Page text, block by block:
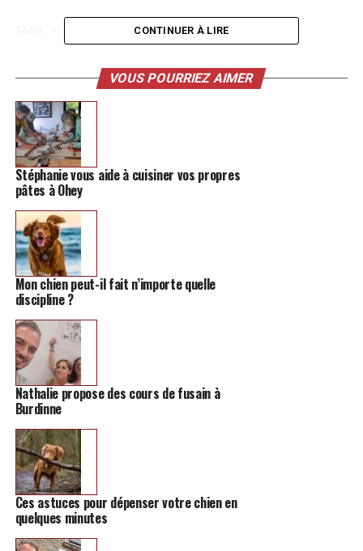
PODCAST THÈME OU T'AIMES PAS
Sexto casse les mythes sur la première fois
NE MANQUEZ PAS
Dans les coulisses du magasin Au Pays des Rêves de
Hannut
CONTINUER À LIRE
VOUS POURRIEZ AIMER
Stéphanie vous aide à cuisiner vos propres
pâtes à Ohey
Mon chien peut-il fait n’importe quelle
discipline ?
Nathalie propose des cours de fusain à
Burdinne
Ces astuces pour dépenser votre chien en
quelques minutes